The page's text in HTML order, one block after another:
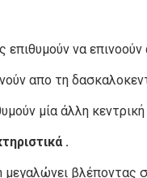
να επινοούν
απο τη
μία άλλη
.
μεγαλώνει βλέποντας